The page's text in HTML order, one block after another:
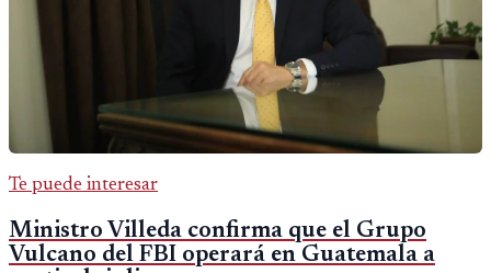
Te puede interesar
Ministro Villeda confirma que el Grupo
Vulcano del FBI operará en Guatemala a